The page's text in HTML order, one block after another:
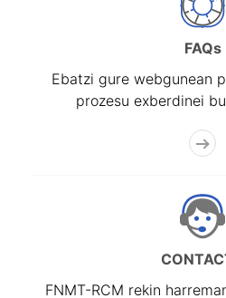
FAQs
Ebatzi gure webgunean
prozesu exberdinei
FNMT-RCM rekin